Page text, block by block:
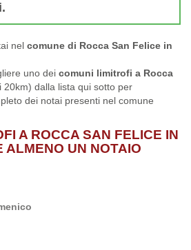
nel comune di Rocca San Felice in
uno dei comuni limitrofi a Rocca
20km) dalla lista qui sotto per
dei notai presenti nel comune
A ROCCA SAN FELICE IN
ALMENO UN NOTAIO